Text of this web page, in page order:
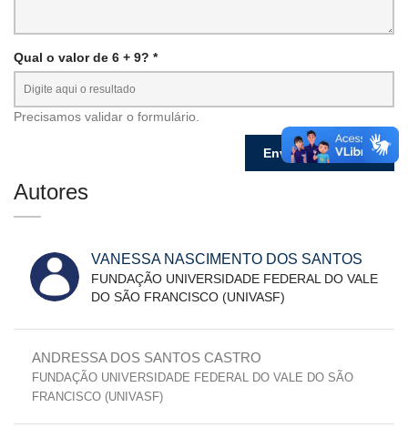
Qual o valor de 6 + 9? *
Precisamos validar o formulário.
Autores
VANESSA NASCIMENTO DOS SANTOS
FUNDAÇÃO UNIVERSIDADE FEDERAL DO VALE
DO SÃO FRANCISCO (UNIVASF)
ANDRESSA DOS SANTOS CASTRO
FUNDAÇÃO UNIVERSIDADE FEDERAL DO VALE DO SÃO
FRANCISCO (UNIVASF)